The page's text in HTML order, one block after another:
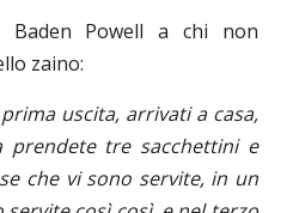
Baden Powell a chi non
zaino:
uscita, arrivati a casa,
prendete tre sacchettini e
che vi sono servite, in un